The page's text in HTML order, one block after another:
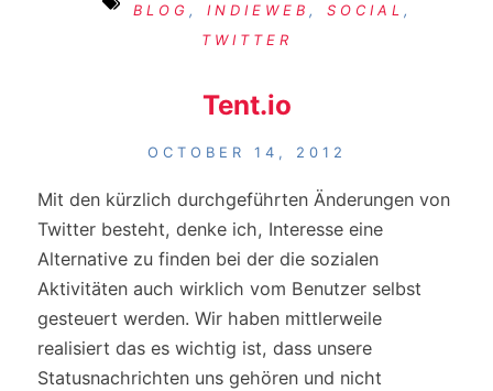
BLOG,INDIEWEB,SOCIAL,
TWITTER
Tent.io
OCTOBER 14, 2012
Mit den kürzlich durchgeführten Änderungen von
Twitter besteht, denke ich, Interesse eine
Alternative zu finden bei der die sozialen
Aktivitäten auch wirklich vom Benutzer selbst
gesteuert werden. Wir haben mittlerweile
realisiert das es wichtig ist, dass unsere
Statusnachrichten uns gehören und nicht